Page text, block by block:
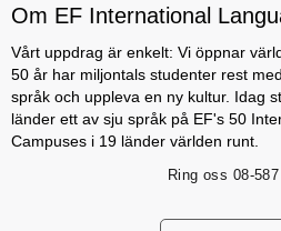
Om EF International
Vårt uppdrag är enkelt: Vi öppnar
50 år har miljontals studenter rest
språk och uppleva en ny kultur. Idag
länder ett av sju språk på EF's 50
Campuses i 19 länder världen runt.
Ring oss 08-